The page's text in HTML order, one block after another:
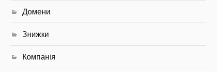
Домени
Знижки
Компанія